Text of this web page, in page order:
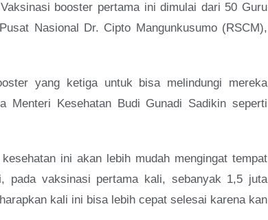
booster pertama ini dimulai dari 50 Guru
Nasional Dr. Cipto Mangunkusumo (RSCM),
yang ketiga untuk bisa melindungi mereka
Menteri Kesehatan Budi Gunadi Sadikin seperti
ini akan lebih mudah mengingat tempat
pada vaksinasi pertama kali, sebanyak 1,5 juta
kali ini bisa lebih cepat selesai karena kan